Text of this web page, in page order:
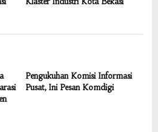
Pengukuhan Komisi Informasi
Pusat, Ini Pesan Komdigi